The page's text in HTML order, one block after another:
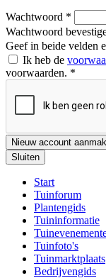
Wachtwoord *
Wachtwoord
Geef in beide velden
Ik heb de
voorwaarden. *
Nieuw account
Sluiten
Start
Tuinforum
Plantengids
Tuininformatie
Tuinfoto's
Tuinmarktplaats
Bedrijvengids